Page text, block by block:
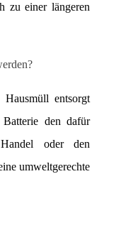
zu einer längeren
entsorgt
den dafür
oder den
umweltgerechte